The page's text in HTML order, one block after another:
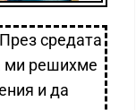
средата
ми решихме
и да